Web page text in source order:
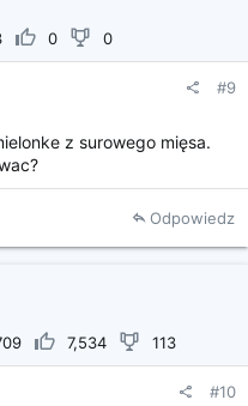
0 0
#9
z surowego mięsa.
Odpowiedz
7,534 113
#10